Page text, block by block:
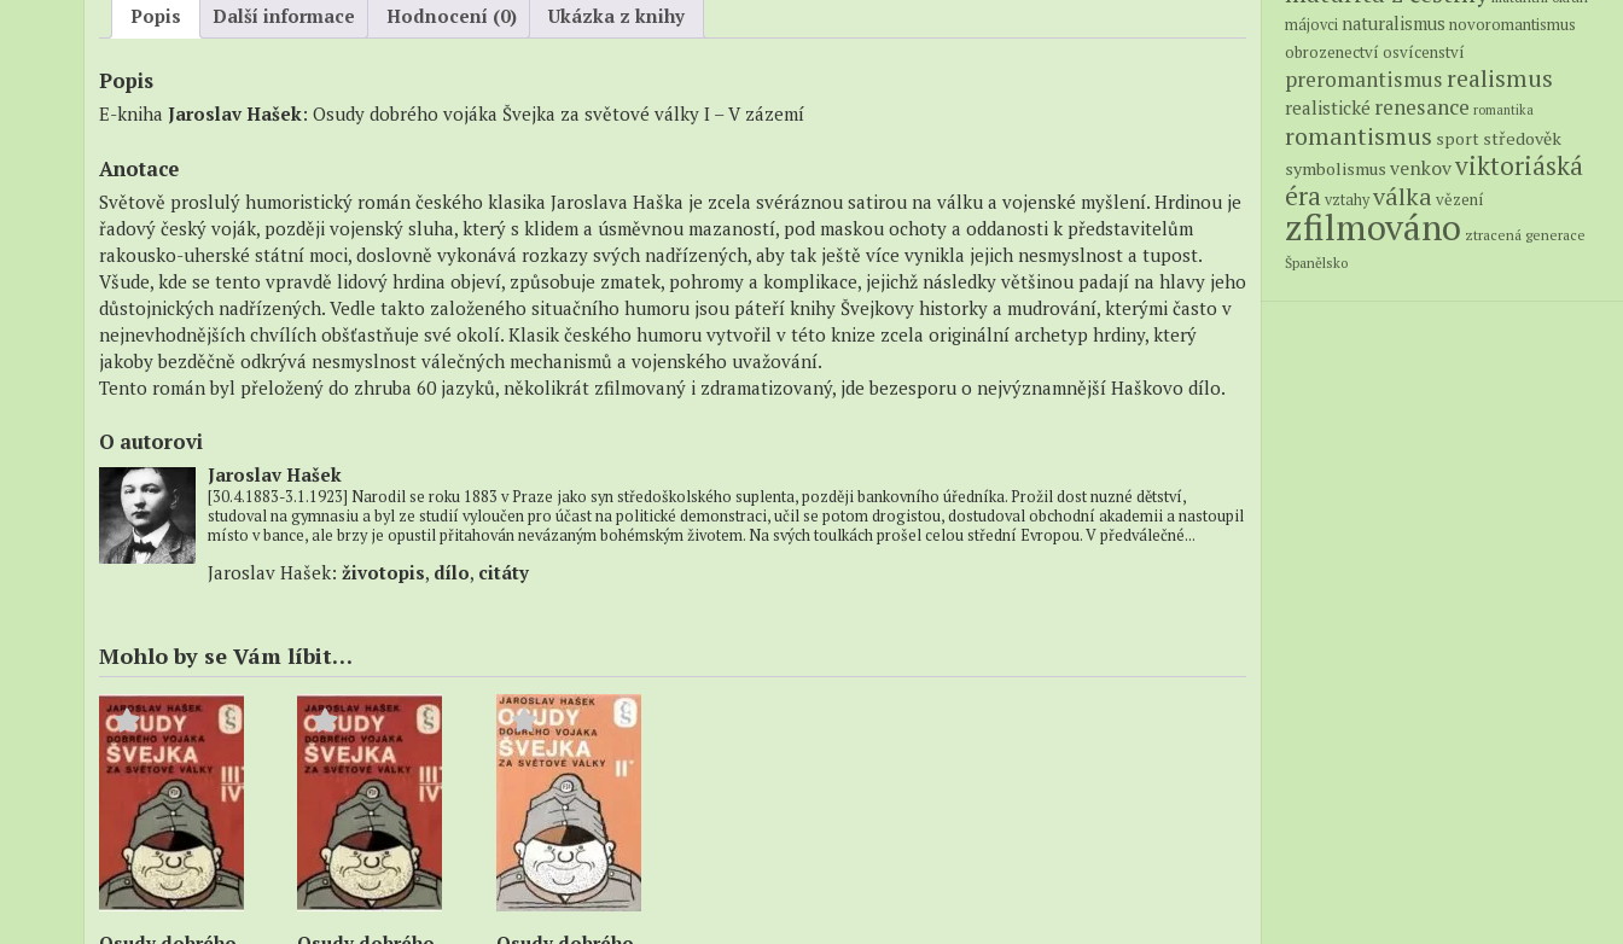
Detektivky
Horory
Romantika
Povídky
Pro
mládež
Pro
děti
zázemí
množství
Popis Další informace Hodnocení (0) Ukázka z knihy
Popis
E-kniha Jaroslav Hašek: Osudy dobrého vojáka Švejka za světové války I – V zázemí
Anotace
Světově proslulý humoristický román českého klasika Jaroslava Haška je zcela svéráznou satirou na válku a vojenské myšlení. Hrdinou je
řadový český voják, později vojenský sluha, který s klidem a úsměvnou mazaností, pod maskou ochoty a oddanosti k představitelům
rakousko-uherské státní moci, doslovně vykonává rozkazy svých nadřízených, aby tak ještě více vynikla jejich nesmyslnost a tupost.
Všude, kde se tento vpravdě lidový hrdina objeví, způsobuje zmatek, pohromy a komplikace, jejichž následky většinou padají na hlavy jeho
důstojnických nadřízených. Vedle takto založeného situačního humoru jsou páteří knihy Švejkovy historky a mudrování, kterými často v
nejnevhodnějších chvílích obšťastňuje své okolí. Klasik českého humoru vytvořil v této knize zcela originální archetyp hrdiny, který
jakoby bezděčně odkrývá nesmyslnost válečných mechanismů a vojenského uvažování.
Tento román byl přeložený do zhruba 60 jazyků, několikrát zfilmovaný i zdramatizovaný, jde bezesporu o nejvýznamnější Haškovo dílo.
O autorovi
Jaroslav Hašek
[30.4.1883-3.1.1923] Narodil se roku 1883 v Praze jako syn středoškolského suplenta, později bankovního úředníka. Prožil dost nuzné dětství,
studoval na gymnasiu a byl ze studií vyloučen pro účast na politické demonstraci, učil se potom drogistou, dostudoval obchodní akademii a nastoupil
místo v bance, ale brzy je opustil přitahován nevázaným bohémským životem. Na svých toulkách prošel celou střední Evropou. V předválečné...
Jaroslav Hašek: životopis, dílo, citáty
Mohlo by se Vám líbit…
májovci naturalismus novoromantismus
obrozenectví osvícenství
preromantismus realismus
realistické renesance romantika
romantismus sport středověk
symbolismus venkovviktoriáská
éravztahyválka vězení
zfilmováno ztracená generace
Španělsko